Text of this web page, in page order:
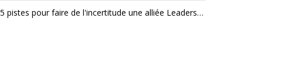
5 pistes pour faire de l'incertitude une alliée Leadership & management